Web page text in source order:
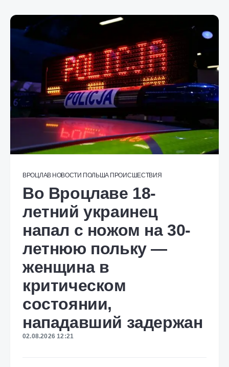
ВРОЦЛАВ НОВОСТИ ПОЛЬША ПРОИСШЕСТВИЯ
Во Вроцлаве 18-
летний украинец
напал с ножом на 30-
летнюю польку —
женщина в
критическом
состоянии,
нападавший задержан
02.08.2026 12:21